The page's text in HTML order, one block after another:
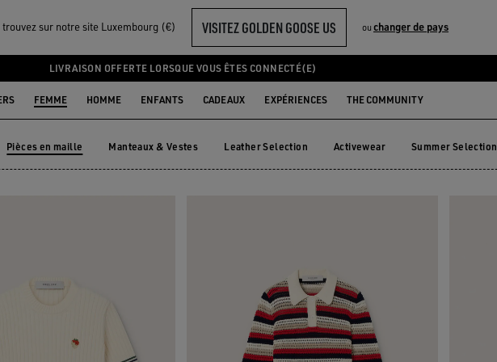
trouvez sur notre site Luxembourg (€) VISITEZ GOLDEN GOOSE US ou changer de pays
LIVRAISON OFFERTE LORSQUE VOUS ÊTES CONNECTÉ(E)
FEMME HOMME ENFANTS CADEAUX EXPÉRIENCES THE COMMUNITY
Pièces en maille
Pièces en maille
Manteaux & Vestes Leather Selection Activewear Summer Selection